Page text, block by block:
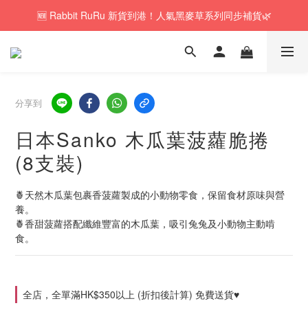
🚚訂單折實$350以上即可享本地包郵📦
🆕 Rabbit RuRu 新貨到港！人氣黑麥草系列同步補貨🌿
🎁「免費試食專區」｜主糧・牧草・小食先試後買✨
分享到
日本Sanko 木瓜葉菠蘿脆捲
(8支裝)
🍍天然木瓜葉包裹香菠蘿製成的小動物零食，保留食材原味與營
養。
🍍香甜菠蘿搭配纖維豐富的木瓜葉，吸引兔兔及小動物主動啃
食。
全店，全單滿HK$350以上 (折扣後計算) 免費送貨♥